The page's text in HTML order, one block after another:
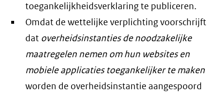
toegankelijkheidsverklaring te publiceren.
Omdat de wettelijke verplichting voorschrijft
dat overheidsinstanties de noodzakelijke
maatregelen nemen om hun websites en
mobiele applicaties toegankelijker te maken
worden de overheidsinstantie aangespoord